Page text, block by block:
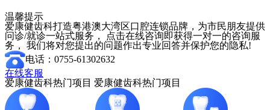
温馨提示
爱康健齿科打造粤港澳大湾区口腔连锁品牌，为市民朋友提供
问诊/就诊一站式服务， 点击在线咨询即获得一对一的咨询服
务， 我们将对您提出的问题作出专业回答并保护您的隐私!
电话：0755-61302632
在线客服
爱康健齿科热门项目 爱康健齿科热门项目